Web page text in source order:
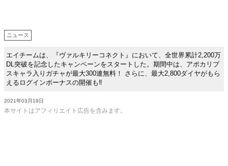
ニュース
エイチームは、『ヴァルキリーコネクト』において、全世界累計2,200万
DL突破を記念したキャンペーンをスタートした。期間中は、アポカリプ
スキャラ入りガチャが最大300連無料！ さらに、最大2,800ダイヤがもら
えるログインボーナスの開催も‼
2021年03月19日
本サイトはアフィリエイト広告を含みます。